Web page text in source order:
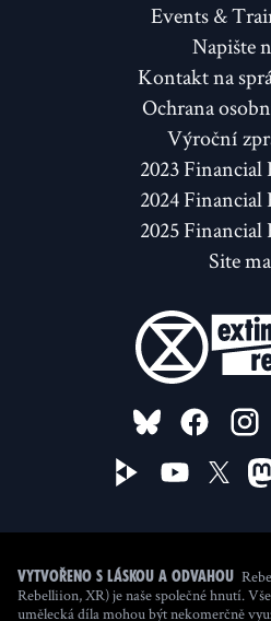
Events &
Napište
Kontakt na
Ochrana
Výroční
2023 Financial
2024 Financial
2025 Financial
Site
FOLLOW
Vytvořeno s láskou a odvahou
Rebelliion, XR) je naše společné hnutí.
umělecká díla mohou být nekomerčně